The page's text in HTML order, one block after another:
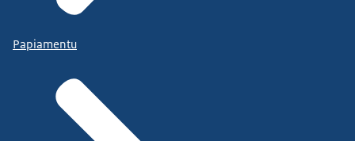
Papiamentu